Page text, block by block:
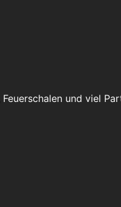
Feuerschalen und viel